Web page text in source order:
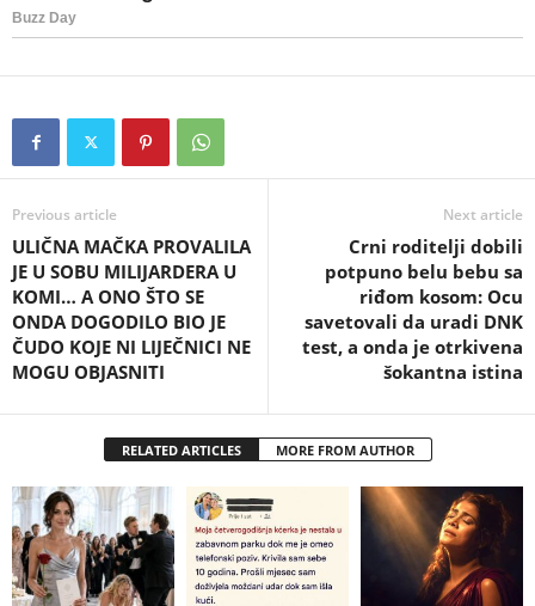
Previous article
ULIČNA MAČKA PROVALILA
JE U SOBU MILIJARDERA U
KOMI… A ONO ŠTO SE
ONDA DOGODILO BIO JE
ČUDO KOJE NI LIJEČNICI NE
MOGU OBJASNITI
Next article
Crni roditelji dobili
potpuno belu bebu sa
riđom kosom: Ocu
savetovali da uradi DNK
test, a onda je otrkivena
šokantna istina
RELATED ARTICLES MORE FROM AUTHOR